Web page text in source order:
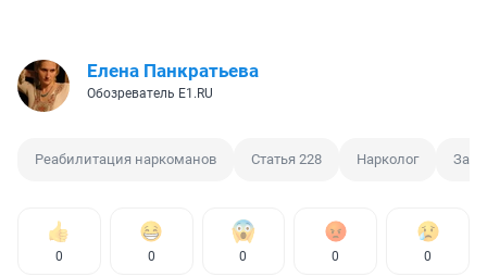
Елена Панкратьева
Обозреватель E1.RU
Реабилитация наркоманов Статья 228 Нарколог
0 0 0 0 0